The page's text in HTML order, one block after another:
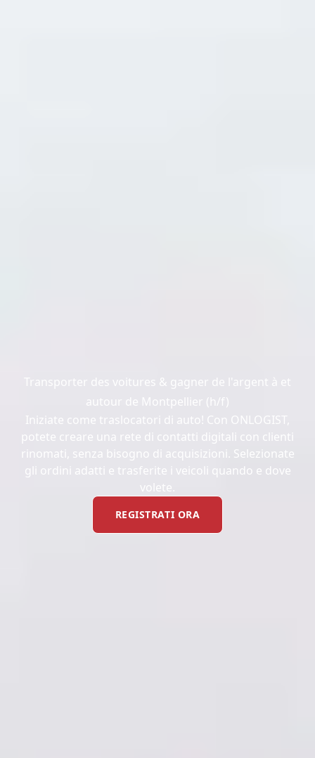
Transporter des voitures & gagner de l'argent à et
autour de Montpellier (h/f)
Iniziate come traslocatori di auto! Con ONLOGIST,
potete creare una rete di contatti digitali con clienti
rinomati, senza bisogno di acquisizioni. Selezionate
gli ordini adatti e trasferite i veicoli quando e dove
volete.
REGISTRATI ORA